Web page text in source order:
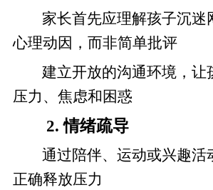
家长首先应理解孩子沉迷
心理动因，而非简单批评
建立开放的沟通环境，让
压力、焦虑和困惑
2. 情绪疏导
通过陪伴、运动或兴趣活
正确释放压力